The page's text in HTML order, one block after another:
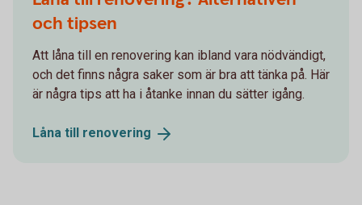
och tipsen
Att låna till en renovering kan ibland vara nödvändigt,
och det finns några saker som är bra att tänka på. Här
är några tips att ha i åtanke innan du sätter igång.
Låna till renovering